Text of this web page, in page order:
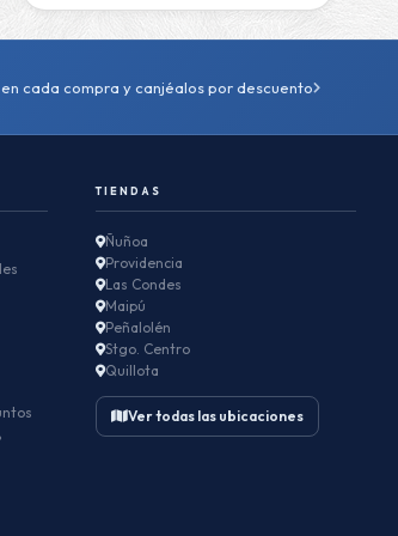
cada compra y canjéalos por descuento
TIENDAS
Ñuñoa
Providencia
Las Condes
Maipú
Peñalolén
Stgo. Centro
Quillota
Ver todas las ubicaciones